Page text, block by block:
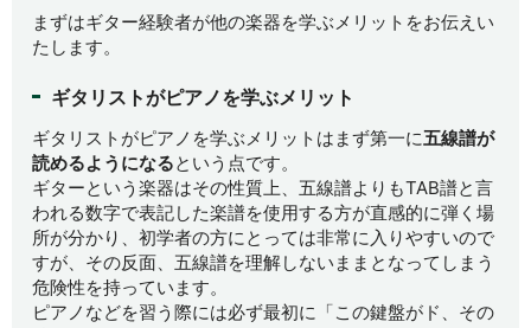
まずはギター経験者が他の楽器を学ぶメリットをお伝えい
たします。
ギタリストがピアノを学ぶメリット
ギタリストがピアノを学ぶメリットはまず第一に五線譜が
読めるようになるという点です。
ギターという楽器はその性質上、五線譜よりもTAB譜と言
われる数字で表記した楽譜を使用する方が直感的に弾く場
所が分かり、初学者の方にとっては非常に入りやすいので
すが、その反面、五線譜を理解しないままとなってしまう
危険性を持っています。
ピアノなどを習う際には必ず最初に「この鍵盤がド、その